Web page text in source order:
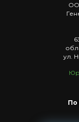
ул.
По